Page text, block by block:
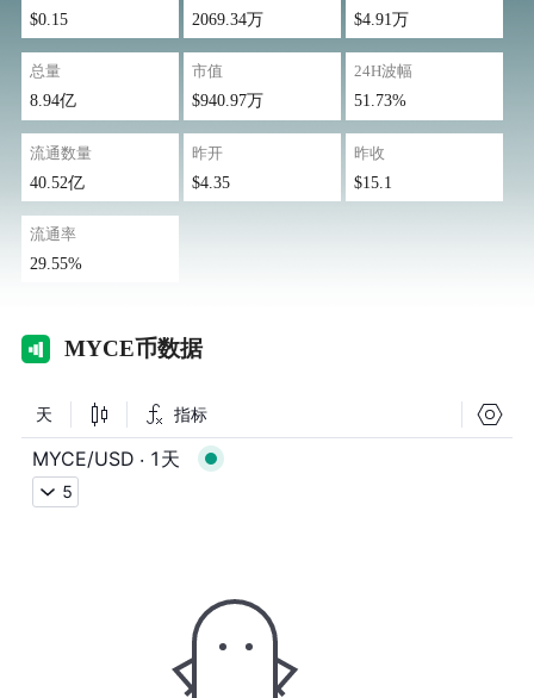
$0.15 2069.34万 $4.91万
总量
8.94亿
市值
$940.97万
24H波幅
51.73%
流通数量
40.52亿
昨开
$4.35
昨收
$15.1
流通率
29.55%
MYCE币数据